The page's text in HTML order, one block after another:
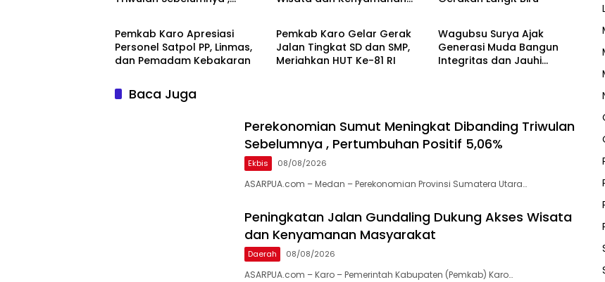
Daerah
Pemkab Karo Apresiasi
Personel Satpol PP, Linmas,
dan Pemadam Kebakaran
Daerah
Pemkab Karo Gelar Gerak
Jalan Tingkat SD dan SMP,
Meriahkan HUT Ke-81 RI
Edukasi
Wagubsu Surya Ajak
Generasi Muda Bangun
Integritas dan Jauhi
Baca Juga
Perekonomian Sumut Meningkat Dibanding Triwulan
Sebelumnya , Pertumbuhan Positif 5,06%
Ekbis 08/08/2026
ASARPUA.com – Medan – Perekonomian Provinsi Sumatera Utara…
Peningkatan Jalan Gundaling Dukung Akses Wisata
dan Kenyamanan Masyarakat
Daerah 08/08/2026
ASARPUA.com – Karo – Pemerintah Kabupaten (Pemkab) Karo…